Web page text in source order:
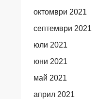
октомври 2021
септември 2021
юли 2021
юни 2021
май 2021
април 2021